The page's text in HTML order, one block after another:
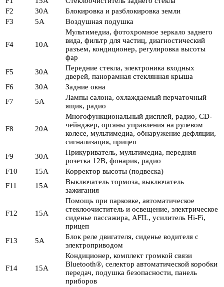
F2
30А
Блокировка и разблокировка земли
F3
5A Воздушная подушка
F4 10А
Мультимедиа, фотохромное зеркало заднего
вида, фильтр для частиц, диагностический
разъем, кондиционер, регулировка высоты
фар
F5
30А
Передние стекла, электроника входных
дверей, панорамная стеклянная крыша
F6
30А
Задние окна
F7
5A
Лампы салона, охлаждаемый перчаточный
ящик, радио
F8 20А
Многофункциональный дисплей, радио, CD-
чейнджер, органы управления на рулевом
колесе, мультимедиа, обнаружение дефляции,
сигнализация, прицеп
F9
30А
Прикуриватель, мультимедиа, передняя
розетка 12В, фонарик, радио
F10
15А
Корректор высоты (подвеска)
F11
15А
Выключатель тормоза, выключатель
зажигания
F12 15А
Помощь при парковке, автоматическое
стеклоочиститель и освещение, электрическое
сиденье пассажира, AFIL, усилитель Hi-Fi,
прицеп
F13
5A
Блок реле двигателя, сиденье водителя с
электроприводом
F14 15А
Кондиционер, комплект громкой связи
Bluetooth®, селектор автоматической коробки
передач, подушка безопасности, панель
приборов